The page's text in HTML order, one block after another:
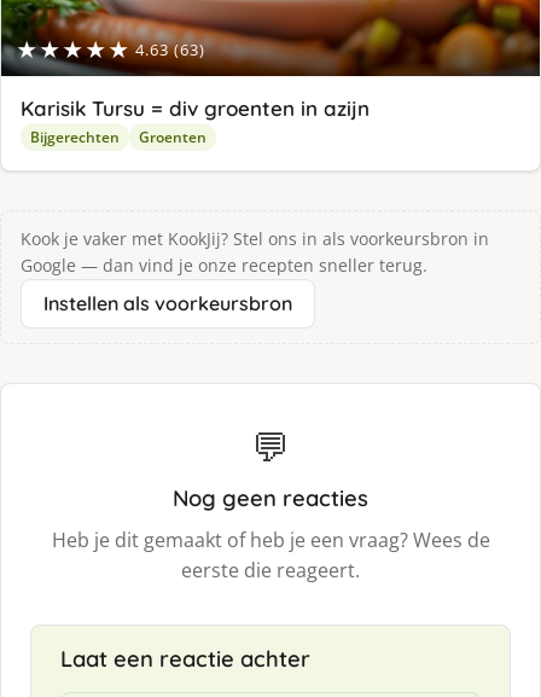
★★★★★ 4.63 (63)
Karisik Tursu = div groenten in azijn
Bijgerechten Groenten
Kook je vaker met KookJij? Stel ons in als voorkeursbron in
Google — dan vind je onze recepten sneller terug.
Instellen als voorkeursbron
💬
Nog geen reacties
Heb je dit gemaakt of heb je een vraag? Wees de
eerste die reageert.
Laat een reactie achter